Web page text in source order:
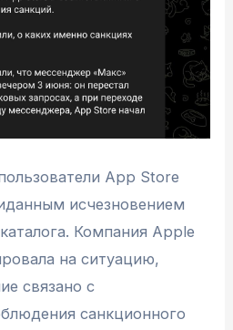
App Store
исчезновением
Компания Apple
на ситуацию,
связано с
санкционного